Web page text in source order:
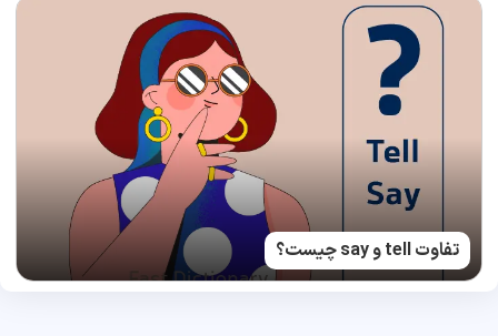
تفاوت tell و say چیست؟